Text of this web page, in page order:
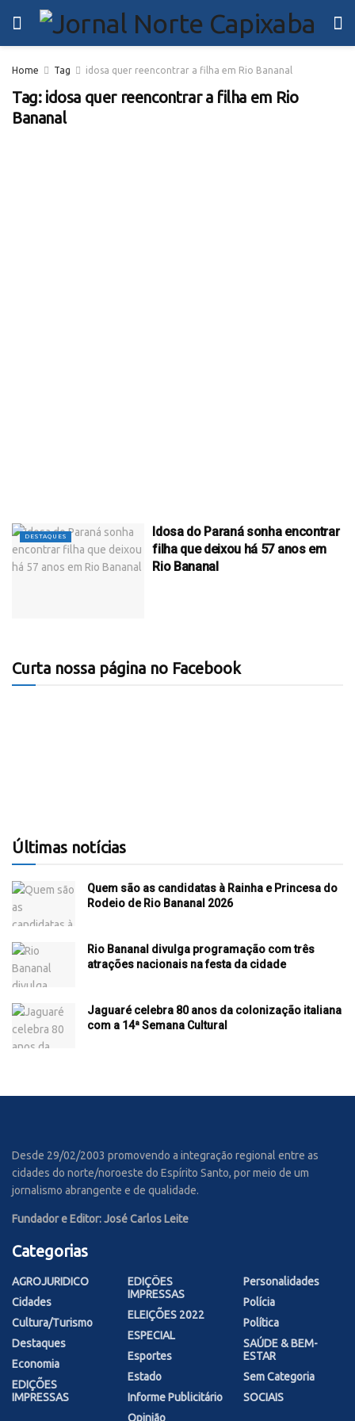
Home Tag idosa quer reencontrar a filha em Rio Bananal
Tag: idosa quer reencontrar a filha em Rio
Bananal
DESTAQUES
Idosa do Paraná sonha encontrar
filha que deixou há 57 anos em
Rio Bananal
Curta nossa página no Facebook
Últimas notícias
Quem são as candidatas à Rainha e Princesa do
Rodeio de Rio Bananal 2026
Rio Bananal divulga programação com três
atrações nacionais na festa da cidade
Jaguaré celebra 80 anos da colonização italiana
com a 14ª Semana Cultural
Desde 29/02/2003 promovendo a integração regional entre as
cidades do norte/noroeste do Espírito Santo, por meio de um
jornalismo abrangente e de qualidade.
Fundador e Editor: José Carlos Leite
Categorias
AGROJURIDICO
Cidades
Cultura/Turismo
Destaques
Economia
EDIÇÕES
IMPRESSAS
EDIÇÕES
IMPRESSAS
ELEIÇÕES 2022
ESPECIAL
Esportes
Estado
Informe Publicitário
Opinião
Personalidades
Polícia
Política
SAÚDE & BEM-
ESTAR
Sem Categoria
SOCIAIS